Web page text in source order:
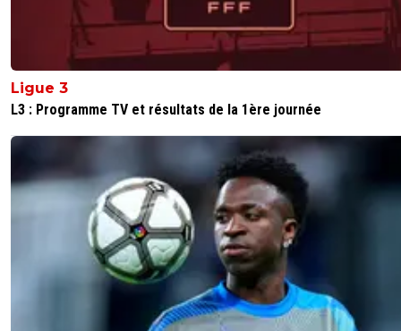
Ligue 3
L3 : Programme TV et résultats de la 1ère journée